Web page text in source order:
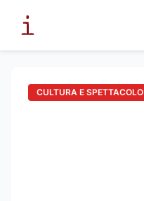
CULTURA E SPETTACOLO